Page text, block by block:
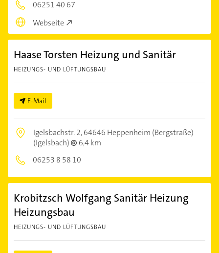
06251 40 67
Webseite
Haase Torsten Heizung und Sanitär
HEIZUNGS- UND LÜFTUNGSBAU
E-Mail
Igelsbachstr. 2,64646 Heppenheim (Bergstraße)
(Igelsbach)
6,4 km
06253 8 58 10
Krobitzsch Wolfgang Sanitär Heizung
Heizungsbau
HEIZUNGS- UND LÜFTUNGSBAU